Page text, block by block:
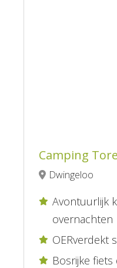
Camping
Dwingeloo
 Avontuurlijk
overnachten

Bosrijke
 OERverdekt